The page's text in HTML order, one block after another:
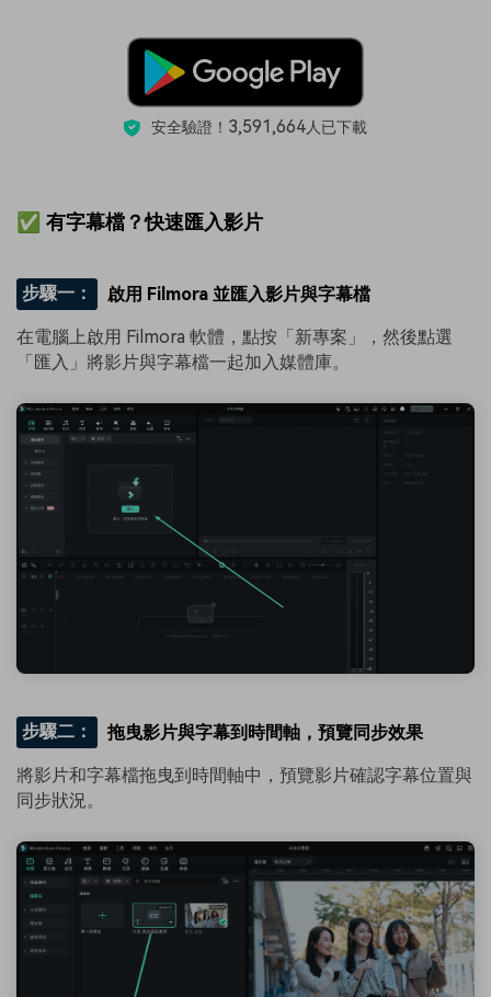
安全驗證！ 3,591,664人已下載
✅ 有字幕檔？快速匯入影片
步驟一： 啟用 Filmora 並匯入影片與字幕檔
在電腦上啟用 Filmora 軟體，點按「新專案」，然後點選
「匯入」將影片與字幕檔一起加入媒體庫。
步驟二： 拖曳影片與字幕到時間軸，預覽同步效果
將影片和字幕檔拖曳到時間軸中，預覽影片確認字幕位置與
同步狀況。